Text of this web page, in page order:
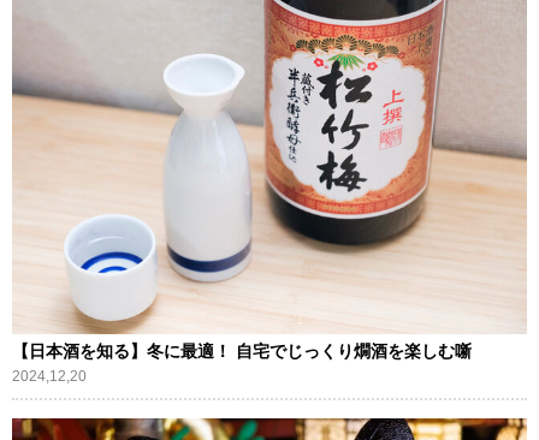
【日本酒を知る】冬に最適！ 自宅でじっくり燗酒を楽しむ噺
2024,12,20